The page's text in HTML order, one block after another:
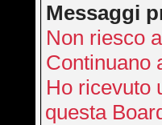
Messaggi
Non riesco
Continuano
Ho ricevuto
questa